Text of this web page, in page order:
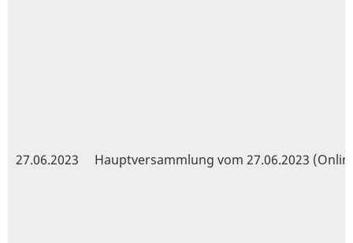
27.06.2023 Hauptversammlung vom 27.06.2023